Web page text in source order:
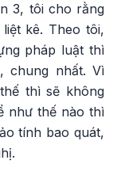
3, tôi cho rằng
kê. Theo tôi,
pháp luật thì
chung nhất. Vì
thì sẽ không
như thế nào thì
tính bao quát,